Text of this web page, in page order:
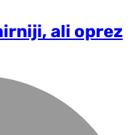
ali oprez